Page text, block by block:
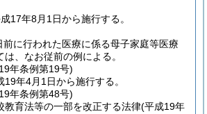
17年8月1日から施行する。
に行われた医療に係る母子家庭等医療
、なお従前の例による。
年条例第19号)
19年4月1日から施行する。
年条例第48号)
教育法等の一部を改正する法律(平成19年